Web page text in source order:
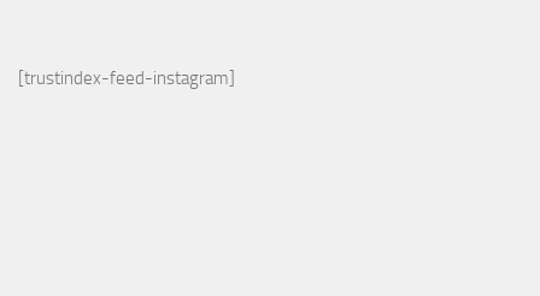
[trustindex-feed-instagram]